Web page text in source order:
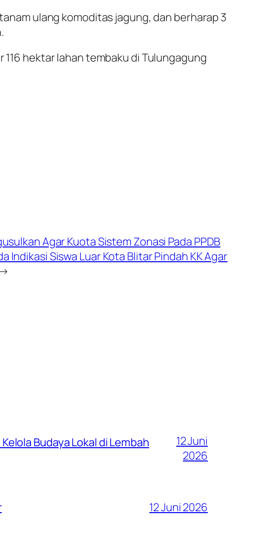
ulang komoditas jagung, dan berharap 3
hektar lahan tembaku di Tulungagung
Agar Kuota Sistem Zonasi Pada PPDB
Indikasi Siswa Luar Kota Blitar Pindah KK Agar
→
Budaya Lokal di Lembah
12 Juni
2026
12 Juni 2026